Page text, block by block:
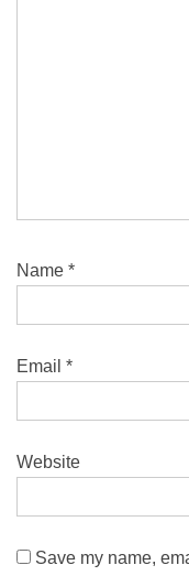
Name *
Email *
Website
Save my name,